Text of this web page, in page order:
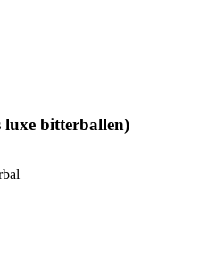
luxe bitterballen)